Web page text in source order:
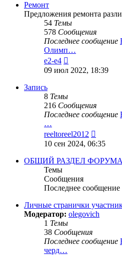
Ремонт
Предложения ремонта
54 Темы
578 Сообщения
Последнее сообщение
Олимп…
e2-e4
к
09 июл 2022, 18:39
Запись
8 Темы
216 Сообщения
Последнее сообщение
…
reeltoreel2012
к
10 сен 2024, 06:35
ОБЩИЙ РАЗДЕЛ
Темы
Сообщения
Последнее сообщение
Личные странички
Модератор: olegovich
1 Темы
38 Сообщения
Последнее сообщение
черд…